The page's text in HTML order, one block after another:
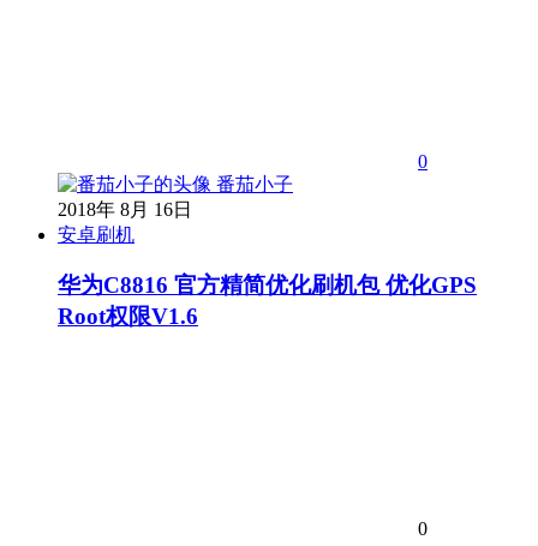
0
番茄小子
2018年 8月 16日
安卓刷机
华为C8816 官方精简优化刷机包 优化GPS
Root权限V1.6
0